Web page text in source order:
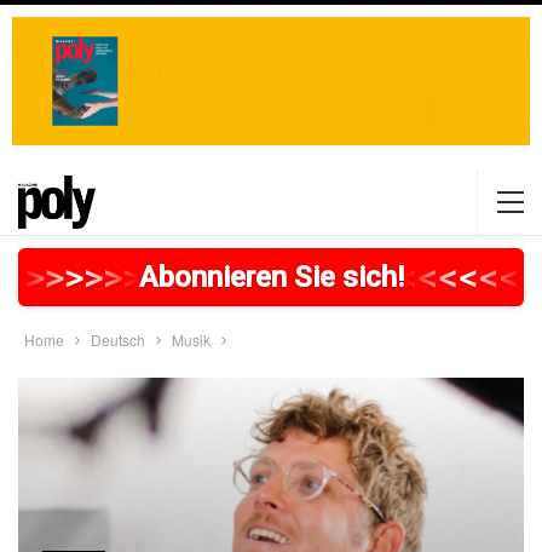
>>>>>>>>>>>>>>>>>
Abonnieren Sie sich!<<<<<<<
Home Deutsch Musik